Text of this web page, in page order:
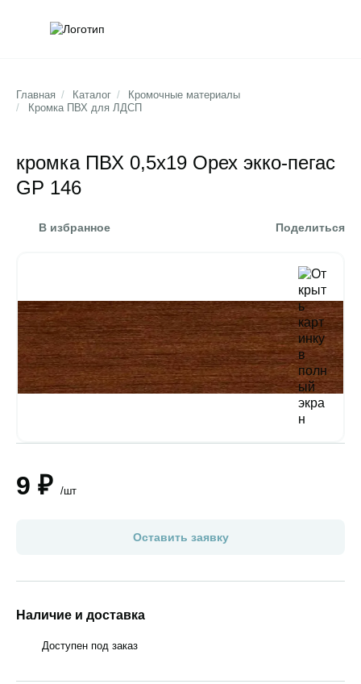
Главная / Каталог /
Кромочные материалы
/
Кромка ПВХ для ЛДСП
кромка ПВХ 0,5х19 Орех экко-пегас
GP 146
В избранное Поделиться
9 ₽ /шт
Оставить заявку
Наличие и доставка
Доступен под заказ